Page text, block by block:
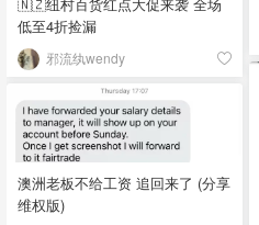
低至4折捡漏
邪流纨wendy
澳洲老板不给工资 追回来了 (分享
维权版)